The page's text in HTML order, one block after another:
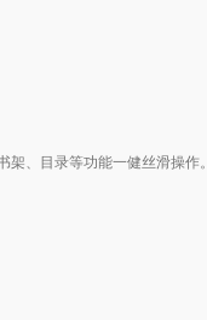
、目录等功能一健丝滑操作。